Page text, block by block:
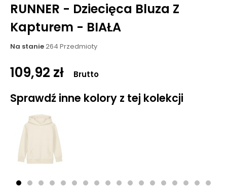
RUNNER - Dziecięca Bluza Z
Kapturem - BIAŁA
Na stanie264 Przedmioty
109,92 zł Brutto
Sprawdź inne kolory z tej kolekcji